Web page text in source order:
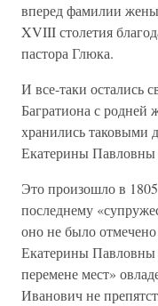
вперед фамилии
XVIII столетия
пастора Глюка.
И все-таки остались
Багратиона с
хранились таковыми
Екатерины Павловны
Это произошло в
последнему
оно не было
Екатерины Павловны
перемене мест»
Иванович не